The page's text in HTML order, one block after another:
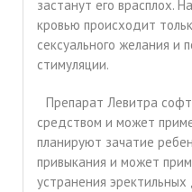
застанут его врасплох.
кровью происходит
сексуального желания и
стимуляции.
Препарат Левитра
средством и может
планируют зачатие
привыкания и может
устранения